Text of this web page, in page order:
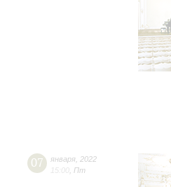
07 января 2022
15:00 Пт